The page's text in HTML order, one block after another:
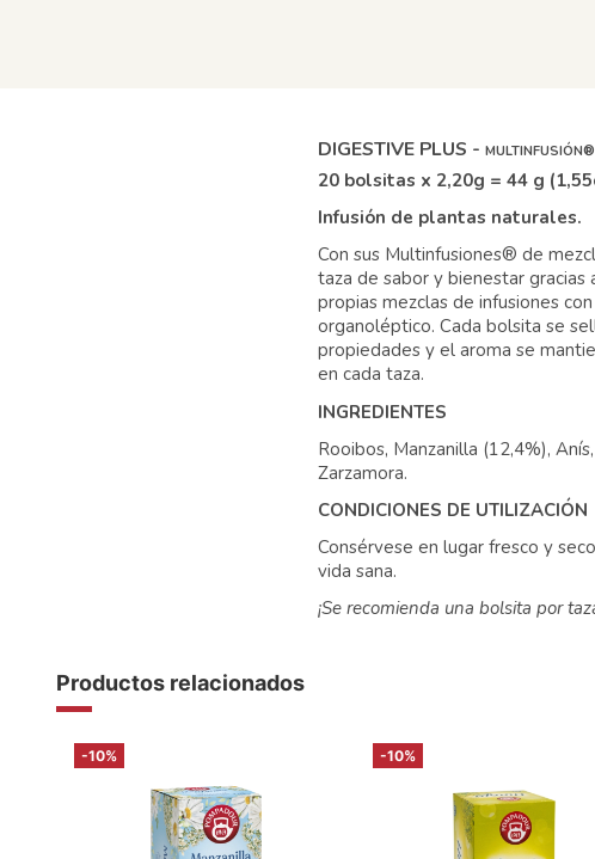
DIGESTIVE PLUS - MULTINFUSIÓN®
20 bolsitas x 2,20g = 44 g
Infusión de plantas naturales.
Con sus Multinfusiones® de
taza de sabor y bienestar gracias
propias mezclas de infusiones
organoléptico. Cada bolsita se
propiedades y el aroma se
en cada taza.
INGREDIENTES
Rooibos, Manzanilla (12,4%),
Zarzamora.
CONDICIONES DE UTILIZACIÓN
Consérvese en lugar fresco y
vida sana.
¡Se recomienda una bolsita por
Productos relacionados
-10% -10%